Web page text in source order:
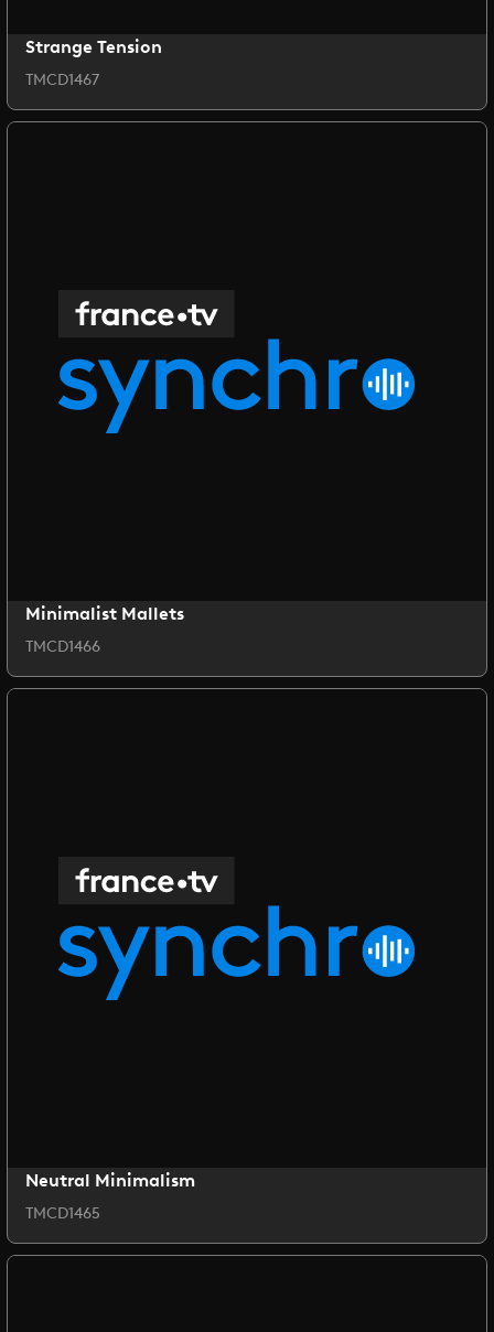
Strange Tension
TMCD1467
Minimalist Mallets
TMCD1466
Neutral Minimalism
TMCD1465